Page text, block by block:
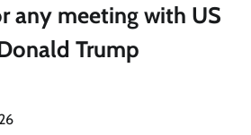
any meeting with US
Trump